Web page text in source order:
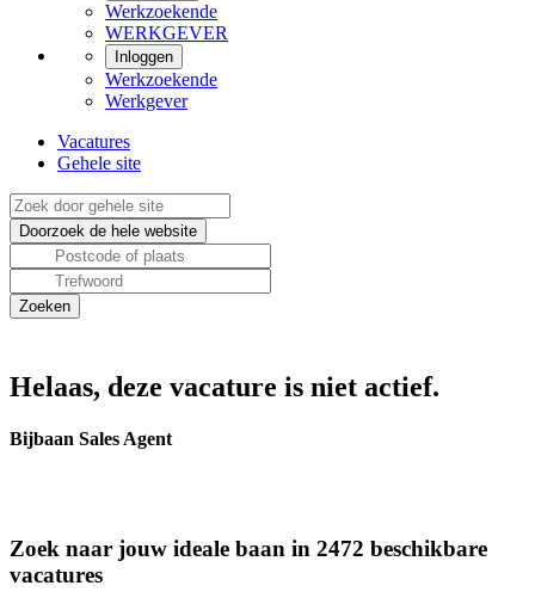
Werkzoekende
WERKGEVER
Inloggen
Werkzoekende
Werkgever
Vacatures
Gehele site
Helaas, deze vacature is niet actief.
Bijbaan Sales Agent
Zoek naar jouw ideale baan in 2472 beschikbare
vacatures